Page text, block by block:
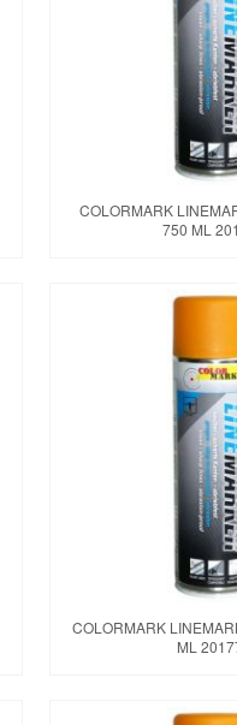
COLORMARK
750 ML
COLORMARK
ML